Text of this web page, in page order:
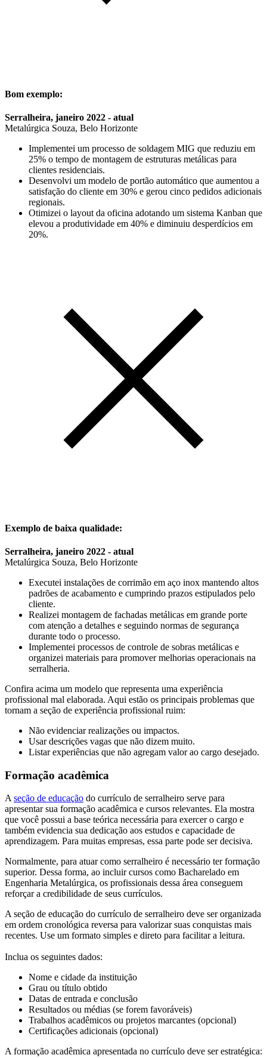
Bom exemplo:
Serralheira, janeiro 2022 - atual
Metalúrgica Souza, Belo Horizonte
Implementei um processo de soldagem MIG que reduziu em
25% o tempo de montagem de estruturas metálicas para
clientes residenciais.
Desenvolvi um modelo de portão automático que aumentou a
satisfação do cliente em 30% e gerou cinco pedidos adicionais
regionais.
Otimizei o layout da oficina adotando um sistema Kanban que
elevou a produtividade em 40% e diminuiu desperdícios em
20%.
Exemplo de baixa qualidade:
Serralheira, janeiro 2022 - atual
Metalúrgica Souza, Belo Horizonte
Executei instalações de corrimão em aço inox mantendo altos
padrões de acabamento e cumprindo prazos estipulados pelo
cliente.
Realizei montagem de fachadas metálicas em grande porte
com atenção a detalhes e seguindo normas de segurança
durante todo o processo.
Implementei processos de controle de sobras metálicas e
organizei materiais para promover melhorias operacionais na
serralheria.
Confira acima um modelo que representa uma experiência
profissional mal elaborada. Aqui estão os principais problemas que
tornam a seção de experiência profissional ruim:
Não evidenciar realizações ou impactos.
Usar descrições vagas que não dizem muito.
Listar experiências que não agregam valor ao cargo desejado.
Formação acadêmica
A seção de educação do currículo de serralheiro serve para
apresentar sua formação acadêmica e cursos relevantes. Ela mostra
que você possui a base teórica necessária para exercer o cargo e
também evidencia sua dedicação aos estudos e capacidade de
aprendizagem. Para muitas empresas, essa parte pode ser decisiva.
Normalmente, para atuar como serralheiro é necessário ter formação
superior. Dessa forma, ao incluir cursos como Bacharelado em
Engenharia Metalúrgica, os profissionais dessa área conseguem
reforçar a credibilidade de seus currículos.
A seção de educação do currículo de serralheiro deve ser organizada
em ordem cronológica reversa para valorizar suas conquistas mais
recentes. Use um formato simples e direto para facilitar a leitura.
Inclua os seguintes dados:
Nome e cidade da instituição
Grau ou título obtido
Datas de entrada e conclusão
Resultados ou médias (se forem favoráveis)
Trabalhos acadêmicos ou projetos marcantes (opcional)
Certificações adicionais (opcional)
A formação acadêmica apresentada no currículo deve ser estratégica: